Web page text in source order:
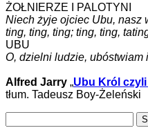
ŻOŁNIERZE I PALOTYNI
Niech żyje ojciec Ubu, nasz
ting, ting, ting; ting, ting,
UBU
O, dzielni ludzie, ubóstwiam
Alfred Jarry „Ubu Król
tłum. Tadeusz Boy-Żeleński